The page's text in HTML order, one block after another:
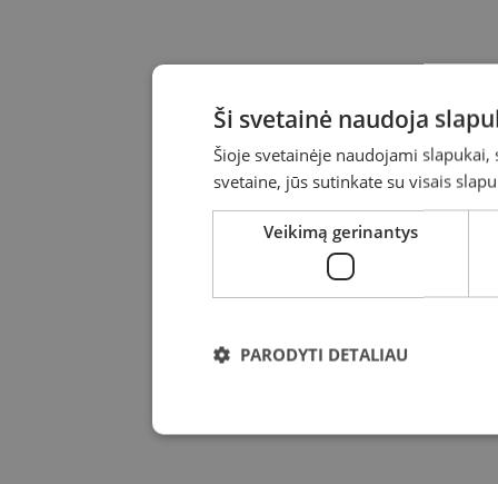
Ši svetainė naudoja
Šioje svetainėje naudojami
svetaine, jūs sutinkate su visais
Veikimą gerinantys
PARODYTI DETALIAU